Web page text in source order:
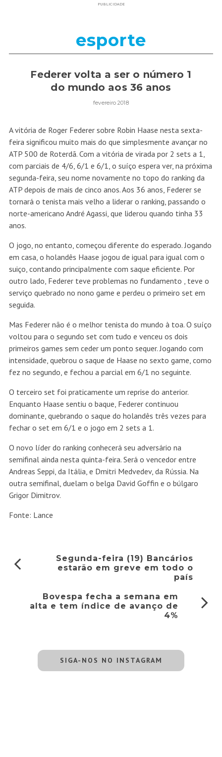
PUBLICIDADE
esporte
Federer volta a ser o número 1
do mundo aos 36 anos
fevereiro 2018
A vitória de Roger Federer sobre Robin Haase nesta sexta-
feira significou muito mais do que simplesmente avançar no
ATP 500 de Roterdã. Com a vitória de virada por 2 sets a 1,
com parciais de 4/6, 6/1 e 6/1, o suíço espera ver, na próxima
segunda-feira, seu nome novamente no topo do ranking da
ATP depois de mais de cinco anos. Aos 36 anos, Federer se
tornará o tenista mais velho a liderar o ranking, passando o
norte-americano André Agassi, que liderou quando tinha 33
anos.
O jogo, no entanto, começou diferente do esperado. Jogando
em casa, o holandês Haase jogou de igual para igual com o
suiço, contando principalmente com saque eficiente. Por
outro lado, Federer teve problemas no fundamento , teve o
serviço quebrado no nono game e perdeu o primeiro set em
seguida.
Mas Federer não é o melhor tenista do mundo à toa. O suíço
voltou para o segundo set com tudo e venceu os dois
primeiros games sem ceder um ponto sequer. Jogando com
intensidade, quebrou o saque de Haase no sexto game, como
fez no segundo, e fechou a parcial em 6/1 no seguinte.
O terceiro set foi praticamente um reprise do anterior.
Enquanto Haase sentiu o baque, Federer continuou
dominante, quebrando o saque do holandês três vezes para
fechar o set em 6/1 e o jogo em 2 sets a 1.
O novo líder do ranking conhecerá seu adversário na
semifinal ainda nesta quinta-feira. Será o vencedor entre
Andreas Seppi, da Itália, e Dmitri Medvedev, da Rússia. Na
outra semifinal, duelam o belga David Goffin e o búlgaro
Grigor Dimitrov.
Fonte: Lance
Segunda-feira (19) Bancários
estarão em greve em todo o
país
Bovespa fecha a semana em
alta e tem índice de avanço de
4%
SIGA-NOS NO INSTAGRAM